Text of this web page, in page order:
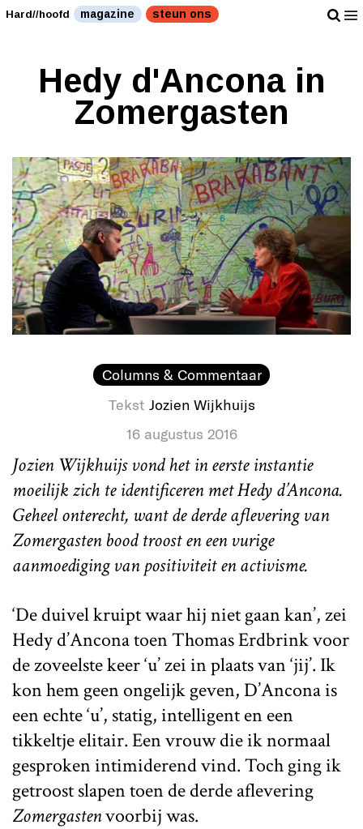
Hard//hoofd magazine steun ons
Hedy d'Ancona in
Zomergasten
Columns & Commentaar
Tekst Jozien Wijkhuijs
16 augustus 2016
Jozien Wijkhuijs vond het in eerste instantie
moeilijk zich te identificeren met Hedy d’Ancona.
Geheel onterecht, want de derde aflevering van
Zomergasten bood troost en een vurige
aanmoediging van positiviteit en activisme.
‘De duivel kruipt waar hij niet gaan kan’, zei
Hedy d’Ancona toen Thomas Erdbrink voor
de zoveelste keer ‘u’ zei in plaats van ‘jij’. Ik
kon hem geen ongelijk geven, D’Ancona is
een echte ‘u’, statig, intelligent en een
tikkeltje elitair. Een vrouw die ik normaal
gesproken intimiderend vind. Toch ging ik
getroost slapen toen de derde aflevering
Zomergastenvoorbij was.